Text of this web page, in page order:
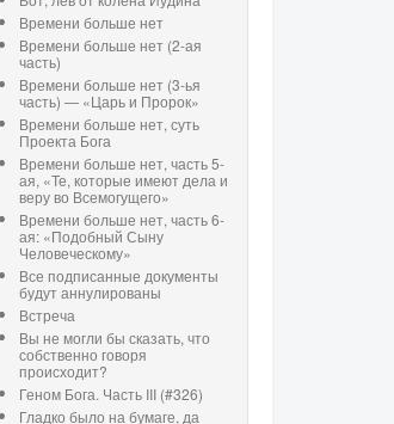
Времени больше нет
Времени больше нет (2-ая
часть)
Времени больше нет (3-ья
часть) — «Царь и Пророк»
Времени больше нет, суть
Проекта Бога
Времени больше нет, часть 5-
ая, «Те, которые имеют дела и
веру во Всемогущего»
Времени больше нет, часть 6-
ая: «Подобный Сыну
Человеческому»
Все подписанные документы
будут аннулированы
Встреча
Вы не могли бы сказать, что
собственно говоря
происходит?
Геном Бога. Часть III (#326)
Гладко было на бумаге, да